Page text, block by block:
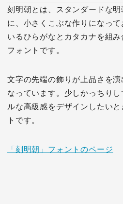
刻明朝とは、スタンダードな明
に、小さくこぶな作りになっ
いるひらがなとカタカナを組
フォントです。
文字の先端の飾りが上品さを
なっています。少しかっちり
ルな高級感をデザインしたい
トです。
「刻明朝」フォントのページ